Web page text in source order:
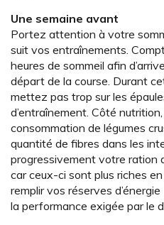
Une semaine avant
Portez attention à votre
suit vos entraînements.
heures de sommeil afin
départ de la course. Durant
mettez pas trop sur les
d’entraînement. Côté
consommation de légumes
quantité de fibres dans les
progressivement votre ration
car ceux-ci sont plus riches
remplir vos réserves
la performance exigée par le